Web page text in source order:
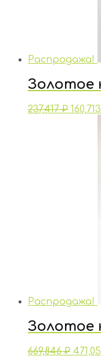
Распродажа!
Золотое
237,417₽ 160,713
Распродажа!
Золотое
669,846₽